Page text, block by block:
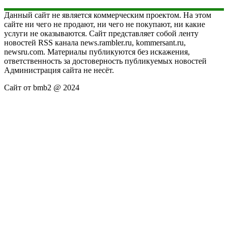
Данный сайт не является коммерческим проектом. На этом
сайте ни чего не продают, ни чего не покупают, ни какие
услуги не оказываются. Сайт представляет собой ленту
новостей RSS канала news.rambler.ru, kommersant.ru,
newsru.com. Материалы публикуются без искажения,
ответственность за достоверность публикуемых новостей
Администрация сайта не несёт.
Сайт от bmb2 @ 2024